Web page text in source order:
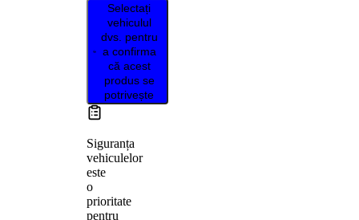
Selectați
vehiculul
dvs. pentru
a confirma
că acest
produs se
potrivește
Siguranța
vehiculelor
este
o
prioritate
pentru